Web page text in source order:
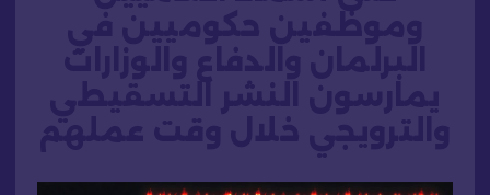
البرلمان والدفاع والوزارات